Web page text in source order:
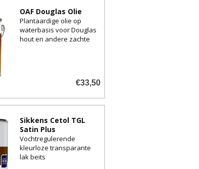
OAF Douglas Olie
Plantaardige olie op
waterbasis voor Douglas
hout en andere zachte
€33,50
Sikkens Cetol TGL
Satin Plus
Vochtregulerende
kleurloze transparante
lak beits